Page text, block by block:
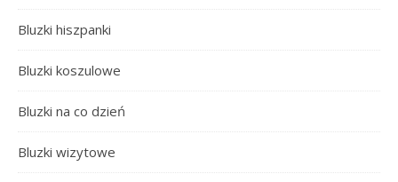
Bluzki hiszpanki
Bluzki koszulowe
Bluzki na co dzień
Bluzki wizytowe